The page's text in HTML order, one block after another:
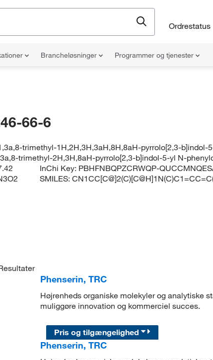
Ordrestatus
Brancheløsninger Programmer og tjenester
66-6
trimethyl-1H,2H,3H,3aH,8H,8aH-pyrrolo[2,3-
trimethyl-2H,3H,8aH-pyrrolo[2,3-b]indol-5-yl N-
InChi Key: PBHFNBQPZCRWQP-
SMILES:
Phenserin, TRC
Højrenheds organiske molekyler og analytiske
muliggøre innovation og kommerciel succes.
Pris og tilgængelighed
Phenserin, TRC